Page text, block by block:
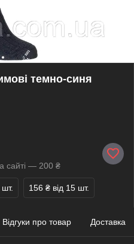
темно-синя
сайті — 200 ₴
шт. 156 ₴ від 15 шт.
Відгуки про товар Доставка